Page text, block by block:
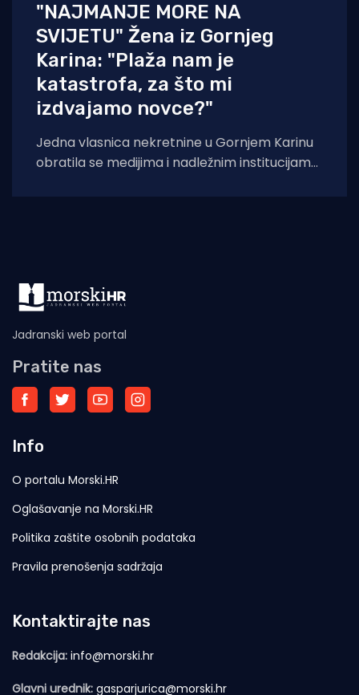
"NAJMANJE MORE NA
SVIJETU" Žena iz Gornjeg
Karina: "Plaža nam je
katastrofa, za što mi
izdvajamo novce?"
Jedna vlasnica nekretnine u Gornjem Karinu
obratila se medijima i nadležnim institucijama
Jadranski web portal
Pratite nas
Info
O portalu Morski.HR
Oglašavanje na Morski.HR
Politika zaštite osobnih podataka
Pravila prenošenja sadržaja
Kontaktirajte nas
Redakcija: info@morski.hr
Glavni urednik: gasparjurica@morski.hr